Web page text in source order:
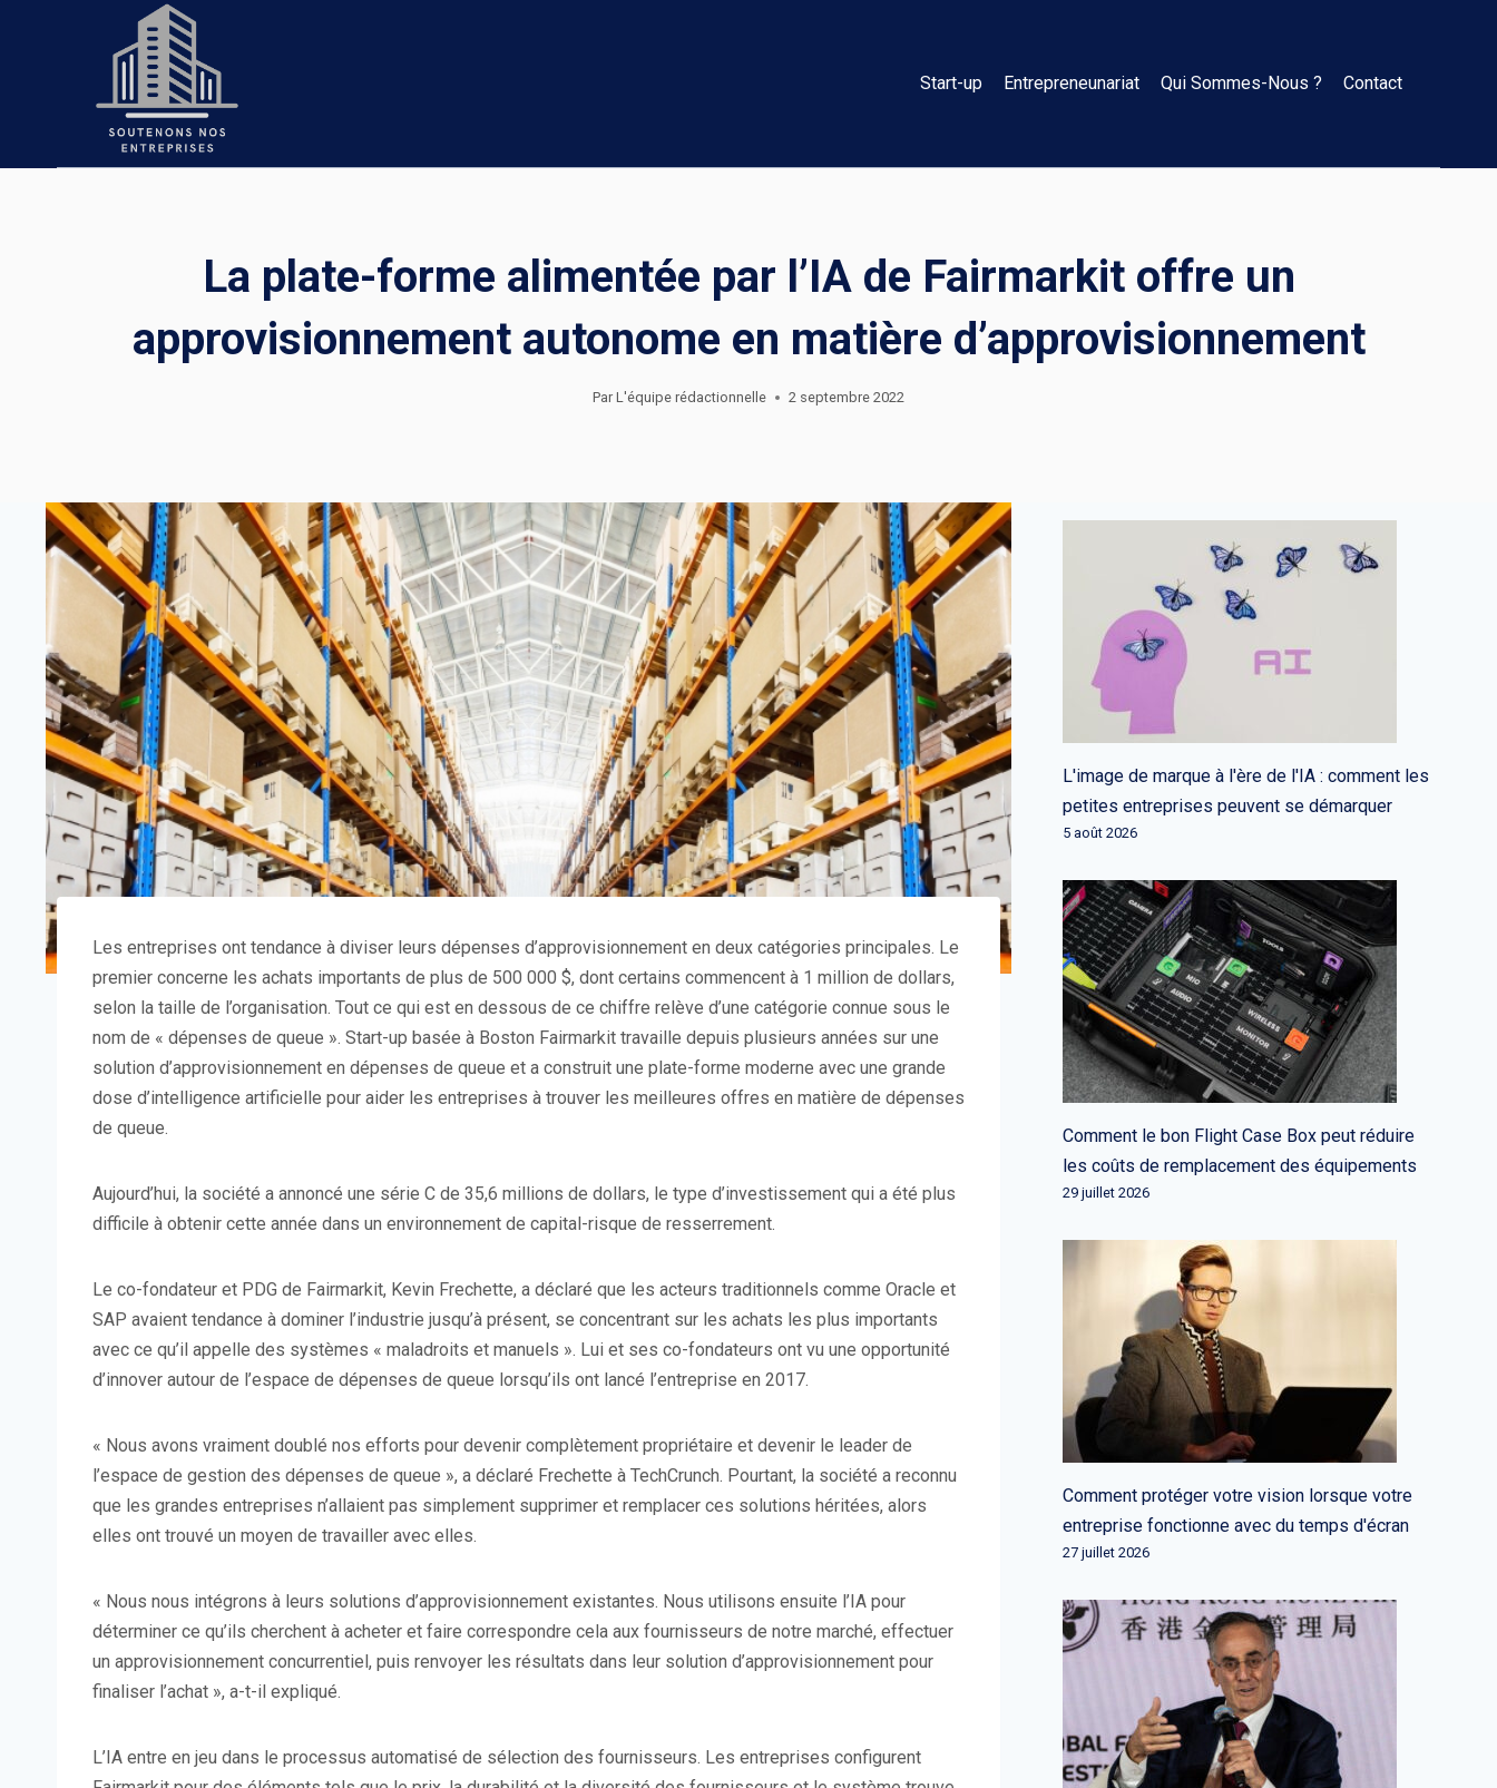
Start-up Entrepreneunariat Qui Sommes-Nous ? Contact
La plate-forme alimentée par l’IA de Fairmarkit offre un
approvisionnement autonome en matière d’approvisionnement
Par L'équipe rédactionnelle 2 septembre 2022
Les entreprises ont tendance à diviser leurs dépenses d’approvisionnement en deux catégories principales. Le
premier concerne les achats importants de plus de 500 000 $, dont certains commencent à 1 million de dollars,
selon la taille de l’organisation. Tout ce qui est en dessous de ce chiffre relève d’une catégorie connue sous le
nom de « dépenses de queue ». Start-up basée à Boston Fairmarkit travaille depuis plusieurs années sur une
solution d’approvisionnement en dépenses de queue et a construit une plate-forme moderne avec une grande
dose d’intelligence artificielle pour aider les entreprises à trouver les meilleures offres en matière de dépenses
de queue.
Aujourd’hui, la société a annoncé une série C de 35,6 millions de dollars, le type d’investissement qui a été plus
difficile à obtenir cette année dans un environnement de capital-risque de resserrement.
Le co-fondateur et PDG de Fairmarkit, Kevin Frechette, a déclaré que les acteurs traditionnels comme Oracle et
SAP avaient tendance à dominer l’industrie jusqu’à présent, se concentrant sur les achats les plus importants
avec ce qu’il appelle des systèmes « maladroits et manuels ». Lui et ses co-fondateurs ont vu une opportunité
d’innover autour de l’espace de dépenses de queue lorsqu’ils ont lancé l’entreprise en 2017.
« Nous avons vraiment doublé nos efforts pour devenir complètement propriétaire et devenir le leader de
l’espace de gestion des dépenses de queue », a déclaré Frechette à TechCrunch. Pourtant, la société a reconnu
que les grandes entreprises n’allaient pas simplement supprimer et remplacer ces solutions héritées, alors
elles ont trouvé un moyen de travailler avec elles.
« Nous nous intégrons à leurs solutions d’approvisionnement existantes. Nous utilisons ensuite l’IA pour
déterminer ce qu’ils cherchent à acheter et faire correspondre cela aux fournisseurs de notre marché, effectuer
un approvisionnement concurrentiel, puis renvoyer les résultats dans leur solution d’approvisionnement pour
finaliser l’achat », a-t-il expliqué.
L’IA entre en jeu dans le processus automatisé de sélection des fournisseurs. Les entreprises configurent
L'image de marque à l'ère de l'IA : comment les
petites entreprises peuvent se démarquer
5 août 2026
Comment le bon Flight Case Box peut réduire
les coûts de remplacement des équipements
29 juillet 2026
Comment protéger votre vision lorsque votre
entreprise fonctionne avec du temps d'écran
27 juillet 2026